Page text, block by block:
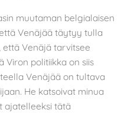
muutaman belgialaisen
Venäjää täytyy tulla
että Venäjä tarvitsee
Viron politiikka on siis
Venäjää on tultava
He katsoivat minua
ajatelleeksi tätä